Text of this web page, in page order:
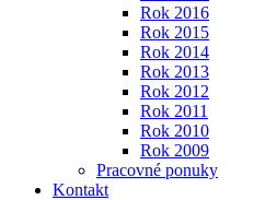
Rok 2016
Rok 2015
Rok 2014
Rok 2013
Rok 2012
Rok 2011
Rok 2010
Rok 2009
Pracovné ponuky
Kontakt